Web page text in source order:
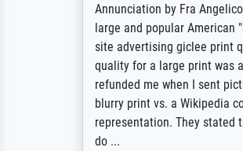
Annunciation by Fra Angelico from
large and popular American "art/
site advertising giclee print
quality for a large print was
refunded me when I sent pictures
blurry print vs. a Wikipedia
representation. They stated they